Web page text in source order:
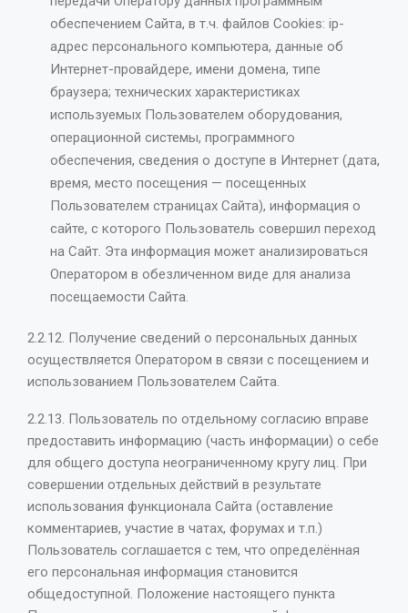
обеспечением Сайта, в т.ч. файлов Cookies: ip-
адрес персонального компьютера, данные об
Интернет-провайдере, имени домена, типе
браузера; технических характеристиках
используемых Пользователем оборудования,
операционной системы, программного
обеспечения, сведения о доступе в Интернет (дата,
время, место посещения — посещенных
Пользователем страницах Сайта), информация о
сайте, с которого Пользователь совершил переход
на Сайт. Эта информация может анализироваться
Оператором в обезличенном виде для анализа
посещаемости Сайта.
2.2.12. Получение сведений о персональных данных
осуществляется Оператором в связи с посещением и
использованием Пользователем Сайта.
2.2.13. Пользователь по отдельному согласию вправе
предоставить информацию (часть информации) о себе
для общего доступа неограниченному кругу лиц. При
совершении отдельных действий в результате
использования функционала Сайта (оставление
комментариев, участие в чатах, форумах и т.п.)
Пользователь соглашается с тем, что определённая
его персональная информация становится
общедоступной. Положение настоящего пункта